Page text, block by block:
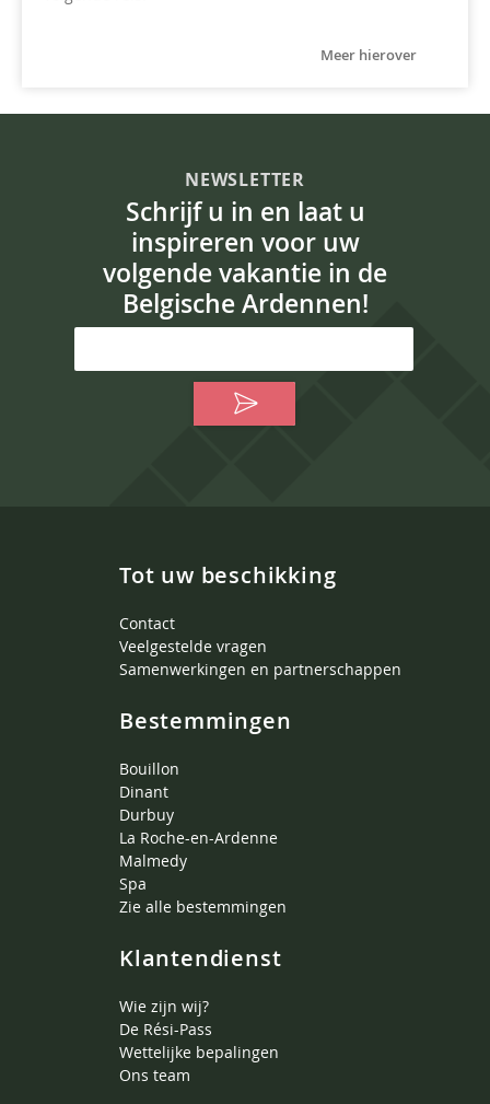
Meer hierover
NEWSLETTER
Schrijf u in en laat u
inspireren voor uw
volgende vakantie in de
Belgische Ardennen!
Tot uw beschikking
Contact
Veelgestelde vragen
Samenwerkingen en partnerschappen
Bestemmingen
Bouillon
Dinant
Durbuy
La Roche-en-Ardenne
Malmedy
Spa
Zie alle bestemmingen
Klantendienst
Wie zijn wij?
De Rési-Pass
Wettelijke bepalingen
Ons team